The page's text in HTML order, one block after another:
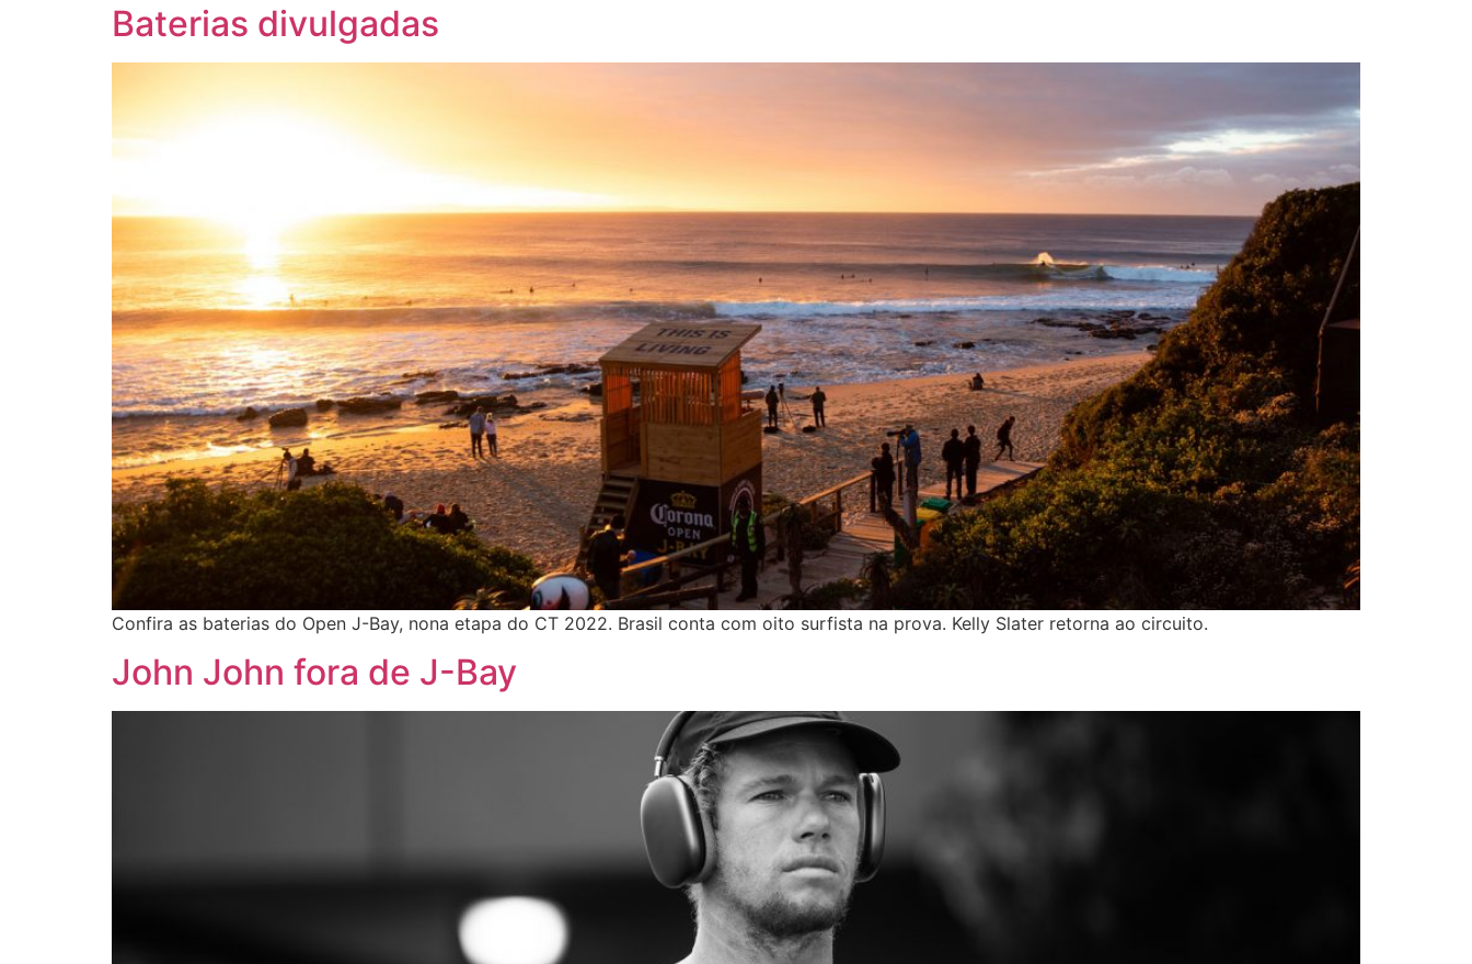
Baterias divulgadas
Confira as baterias do Open J-Bay, nona etapa do CT 2022. Brasil conta com oito surfista na prova. Kelly Slater retorna ao circuito.
John John fora de J-Bay